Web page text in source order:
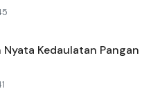
Nyata Kedaulatan Pangan